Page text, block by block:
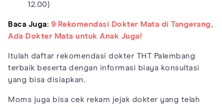
12.00)
Baca Juga: 9 Rekomendasi Dokter Mata di Tangerang,
Ada Dokter Mata untuk Anak Juga!
Itulah daftar rekomendasi dokter THT Palembang
terbaik beserta dengan informasi biaya konsultasi
yang bisa disiapkan.
Moms juga bisa cek rekam jejak dokter yang telah